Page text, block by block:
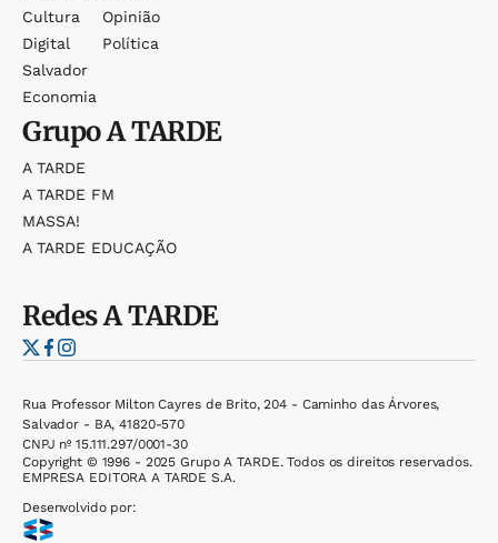
Cultura
Digital
Salvador
Economia
Opinião
Política
GrupoA TARDE
A TARDE
A TARDE FM
MASSA!
A TARDE EDUCAÇÃO
RedesA TARDE
Rua Professor Milton Cayres de Brito, 204 - Caminho das Árvores,
Salvador - BA, 41820-570
CNPJ nº 15.111.297/0001-30
Copyright © 1996 - 2025 Grupo A TARDE. Todos os direitos reservados.
EMPRESA EDITORA A TARDE S.A.
Desenvolvido por: